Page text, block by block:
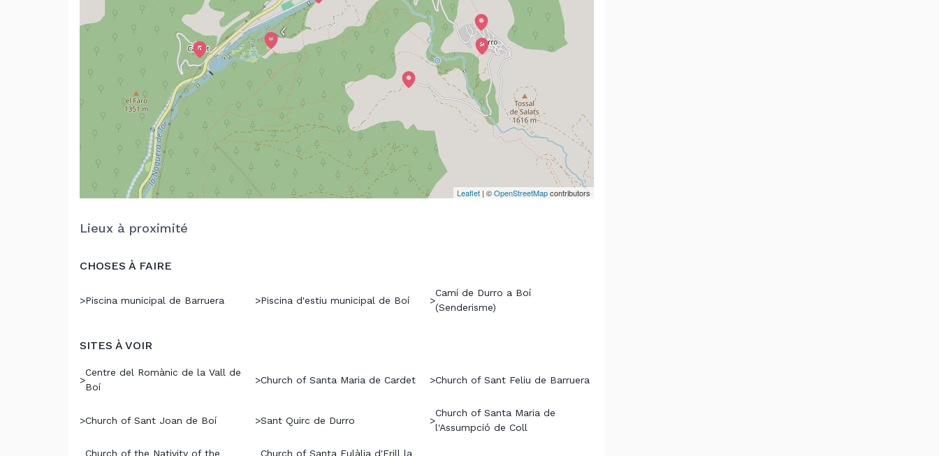
Leaflet | ©OpenStreetMapcontributors
Lieux à proximité
CHOSES À FAIRE
>Piscina municipal de Barruera >Piscina d'estiu municipal de Boí >
Camí de Durro a Boí
(Senderisme)
SITES À VOIR
>
Centre del Romànic de la Vall de
Boí
>Church of Santa Maria de Cardet >Church of Sant Feliu de Barruera
>Church of Sant Joan de Boí >Sant Quirc de Durro >
Church of Santa Maria de
l'Assumpció de Coll
Church of the Nativity of the Church of Santa Eulàlia d'Erill la